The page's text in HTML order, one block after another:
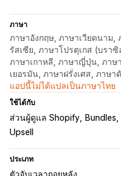
ภาษา
ภาษาอังกฤษ, ภาษาเวียดนาม,
รัสเซีย, ภาษาโปรตุเกส (บรา
ภาษาเกาหลี, ภาษาญี่ปุ่น, ภาษ
เยอรมัน, ภาษาฝรั่งเศส, ภาษ
แอปนี้ไม่ได้แปลเป็นภาษาไทย
ใช้ได้กับ
ส่วนผู้ดูแล Shopify Bundles
Upsell
ประเภท